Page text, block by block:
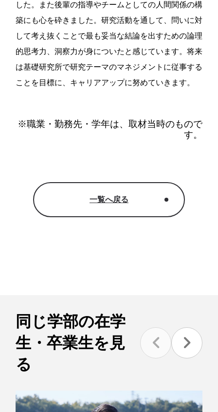
した。また後輩の指導やチームとしての人間関係の構
築にも心を砕きました。研究活動を通して、問いに対
して考え抜くことで最も妥当な結論を出すための論理
的思考力、洞察力が身についたと感じています。将来
は基礎研究所で研究テーマのマネジメントに従事する
ことを目標に、キャリアアップに努めていきます。
※職業・勤務先・学年は、取材当時のもので
す。
一覧へ戻る
同じ学部の在学
生・卒業生を見
る